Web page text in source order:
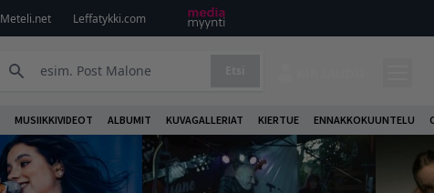
Meteli.net Leffatykki.com
MUSIIKKIVIDEOT ALBUMIT KUVAGALLERIAT KIERTUE ENNAKKOKUUNTELU